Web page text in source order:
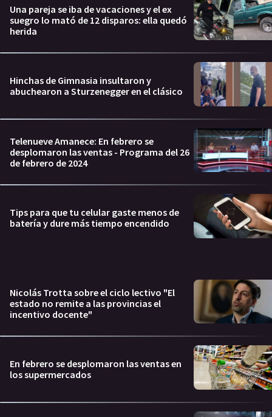
Una pareja se iba de vacaciones y el ex
suegro lo mató de 12 disparos: ella quedó
herida
Hinchas de Gimnasia insultaron y
abuchearon a Sturzenegger en el clásico
Telenueve Amanece: En febrero se
desplomaron las ventas - Programa del 26
de febrero de 2024
Tips para que tu celular gaste menos de
batería y dure más tiempo encendido
Nicolás Trotta sobre el ciclo lectivo "El
estado no remite a las provincias el
incentivo docente"
En febrero se desplomaron las ventas en
los supermercados